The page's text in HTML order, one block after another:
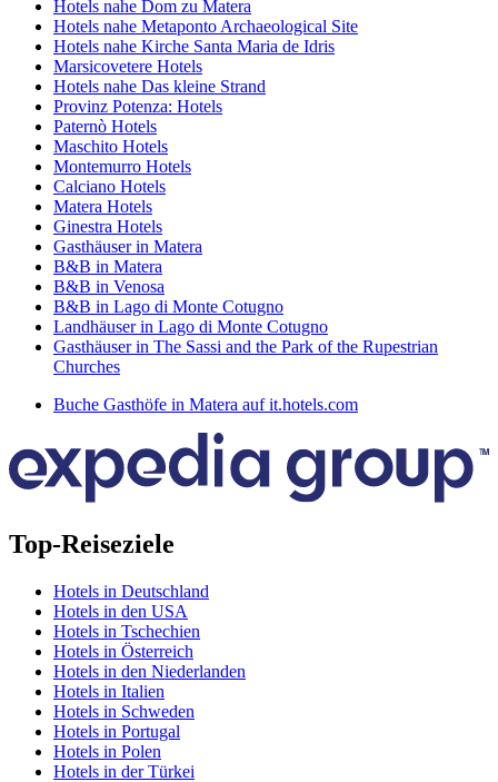
Hotels nahe Dom zu Matera
Hotels nahe Metaponto Archaeological Site
Hotels nahe Kirche Santa Maria de Idris
Marsicovetere Hotels
Hotels nahe Das kleine Strand
Provinz Potenza: Hotels
Paternò Hotels
Maschito Hotels
Montemurro Hotels
Calciano Hotels
Matera Hotels
Ginestra Hotels
Gasthäuser in Matera
B&B in Matera
B&B in Venosa
B&B in Lago di Monte Cotugno
Landhäuser in Lago di Monte Cotugno
Gasthäuser in The Sassi and the Park of the Rupestrian
Churches
Buche Gasthöfe in Matera auf it.hotels.com
Top-Reiseziele
Hotels in Deutschland
Hotels in den USA
Hotels in Tschechien
Hotels in Österreich
Hotels in den Niederlanden
Hotels in Italien
Hotels in Schweden
Hotels in Portugal
Hotels in Polen
Hotels in der Türkei